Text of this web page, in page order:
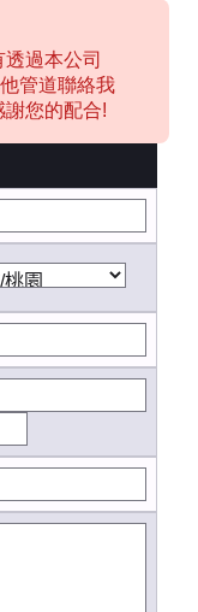
過本公司
管道聯絡我
您的配合!